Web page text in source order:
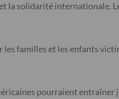
la solidarité internationale.
familles et les enfants
pourraient entraîner